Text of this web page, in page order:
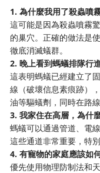
1. 為什麼我用了殺蟲噴
這可能是因為殺蟲噴霧
的巢穴。正確的做法是
徹底消滅蟻群。
2. 晚上看到螞蟻排隊行
這表明螞蟻已經建立了
線（破壞信息素痕跡）
油等驅蟻劑，同時在路
3. 我家住在高層，為什
螞蟻可以通過管道、電
這些通道非常重要，特
4. 有寵物的家庭應該如
優先使用物理防制法和